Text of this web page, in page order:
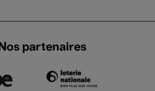
Nos partenaires